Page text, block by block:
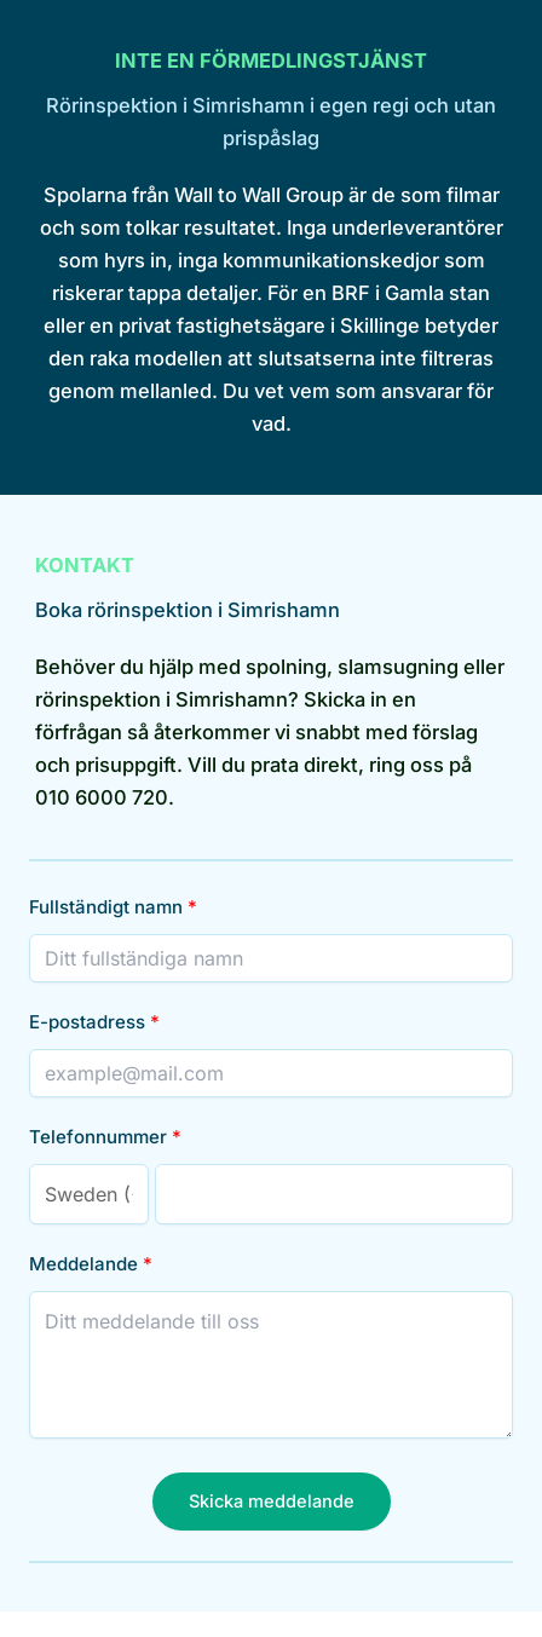
INTE EN FÖRMEDLINGSTJÄNST
Rörinspektion i Simrishamn i egen regi och utan
prispåslag
Spolarna från Wall to Wall Group är de som filmar
och som tolkar resultatet. Inga underleverantörer
som hyrs in, inga kommunikationskedjor som
riskerar tappa detaljer. För en BRF i Gamla stan
eller en privat fastighetsägare i Skillinge betyder
den raka modellen att slutsatserna inte filtreras
genom mellanled. Du vet vem som ansvarar för
vad.
KONTAKT
Boka rörinspektion i Simrishamn
Behöver du hjälp med spolning, slamsugning eller
rörinspektion i Simrishamn? Skicka in en
förfrågan så återkommer vi snabbt med förslag
och prisuppgift. Vill du prata direkt, ring oss på
010 6000 720.
Fullständigt namn
E-postadress
Telefonnummer
Meddelande
Skicka meddelande